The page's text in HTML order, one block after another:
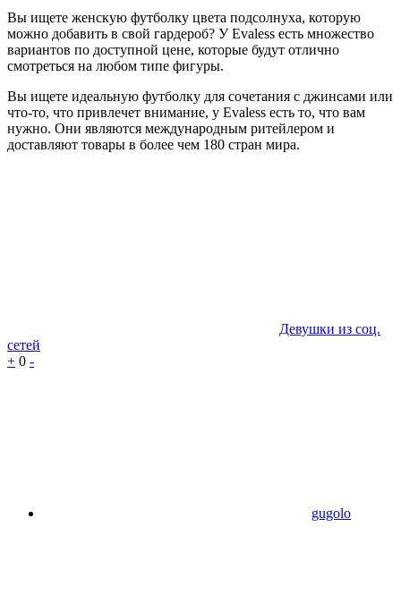
Вы ищете женскую футболку цвета подсолнуха, которую
можно добавить в свой гардероб? У Evaless есть множество
вариантов по доступной цене, которые будут отлично
смотреться на любом типе фигуры.
Вы ищете идеальную футболку для сочетания с джинсами или
что-то, что привлечет внимание, у Evaless есть то, что вам
нужно. Они являются международным ритейлером и
доставляют товары в более чем 180 стран мира.
Девушки из соц.
сетей
+ 0 -
gugolo